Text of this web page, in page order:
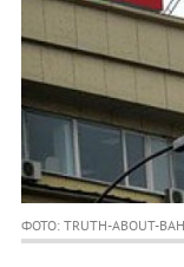
ФОТО: TRUTH-ABOUT-